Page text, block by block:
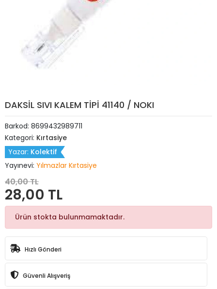
DAKSİL SIVI KALEM TİPİ 41140 / NOKI
Barkod: 8699432989711
Kategori: Kırtasiye
Yazar: Kolektif
Yayınevi: Yılmazlar Kırtasiye
40,00 TL
28,00 TL
Ürün stokta bulunmamaktadır.
Hızlı Gönderi
Güvenli Alışveriş